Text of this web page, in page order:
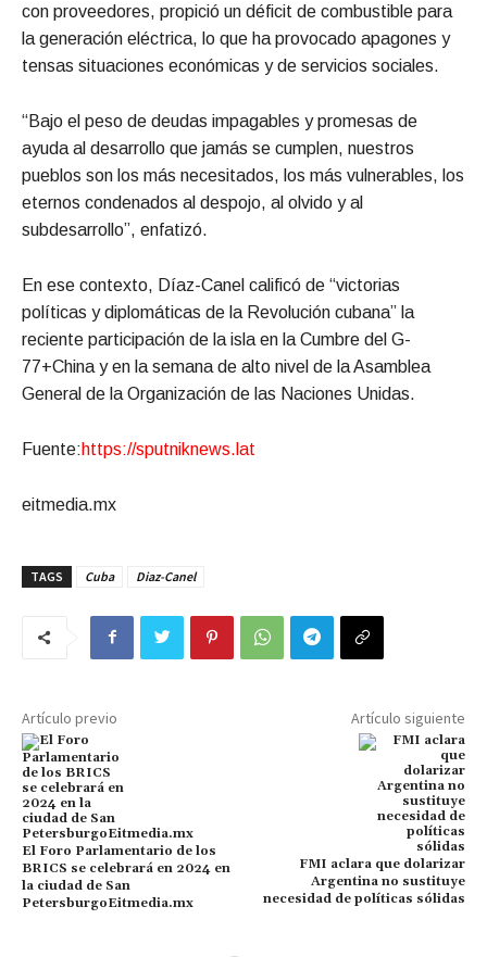
con proveedores, propició un déficit de combustible para
la generación eléctrica, lo que ha provocado apagones y
tensas situaciones económicas y de servicios sociales.
“Bajo el peso de deudas impagables y promesas de
ayuda al desarrollo que jamás se cumplen, nuestros
pueblos son los más necesitados, los más vulnerables, los
eternos condenados al despojo, al olvido y al
subdesarrollo”, enfatizó.
En ese contexto, Díaz-Canel calificó de “victorias
políticas y diplomáticas de la Revolución cubana” la
reciente participación de la isla en la Cumbre del G-
77+China y en la semana de alto nivel de la Asamblea
General de la Organización de las Naciones Unidas.
Fuente:https://sputniknews.lat
eitmedia.mx
TAGS Cuba Diaz-Canel
Artículo previo
El Foro Parlamentario de los
BRICS se celebrará en 2024 en
la ciudad de San
PetersburgoEitmedia.mx
Artículo siguiente
FMI aclara que dolarizar
Argentina no sustituye
necesidad de políticas sólidas